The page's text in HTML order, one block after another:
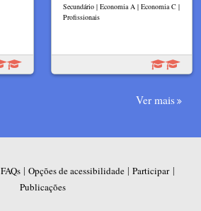
Secundário | Economia A | Economia C |
Profissionais
Ver mais
FAQs| Opções de acessibilidade| Participar|
Publicações